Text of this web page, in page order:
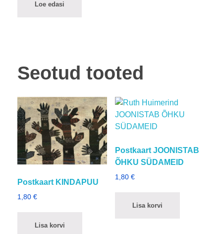
Loe edasi
Seotud tooted
Postkaart KINDAPUU
1,80 €
Lisa korvi
Postkaart JOONISTAB
ÕHKU SÜDAMEID
1,80 €
Lisa korvi